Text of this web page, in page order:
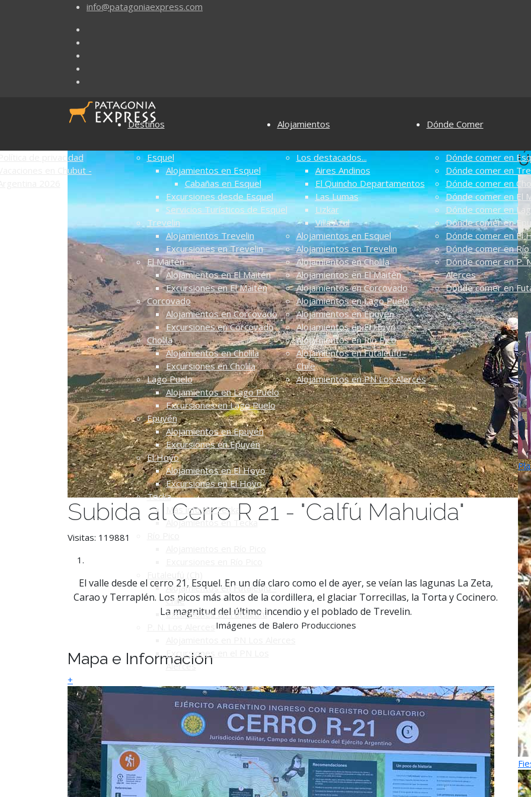
info@patagoniaexpress.com
de privacidad
en Chubut -
Destinos
Esquel
Alojamientos en Esquel
Cabañas en Esquel
Excursiones desde Esquel
Servicios Turísticos de Esquel
Trevelin
Alojamientos Trevelin
Excursiones en Trevelin
El Maitén
Alojamientos en El Maitén
Excursiones en El Maitén
Corcovado
Alojamientos en Corcovado
Excursiones en Corcovado
Cholila
Alojamientos en Cholila
Excursiones en Cholila
Lago Puelo
Alojamientos en Lago Puelo
Excursiones en Lago Puelo
Epuyén
Alojamientos en Epuyén
Excursiones en Epuyén
El Hoyo
Alojamientos en El Hoyo
Excursiones en El Hoyo
Tecka
Más info de Tecka
Alojamientos en Tecka
Alojamientos en Futaleufú -
Chile
Excursiones en Futaleufú
Excursiones en el PN Los
Alerces
Alojamientos
Los destacados...
Aires Andinos
El Quincho Departamentos
Las Lumas
Lizkar
Villa Azul
Alojamientos en Esquel
Alojamientos en Trevelin
Alojamientos en Cholila
Alojamientos en El Maitén
Alojamientos en Corcovado
Alojamientos en Lago Puelo
Alojamientos en Epuyén
Alojamientos en El Hoyo
Alojamientos en Río Pico
Alojamientos en Futaleufú -
Chile
Alojamientos en PN Los Alerces
Dónde Comer
Dónde comer en
Dónde comer en
Dónde comer en
Dónde comer en El
Dónde comer en
Dónde comer en
Dónde comer en El
Dónde comer en Río
Dónde comer en P.
Alerces
Dónde comer en
Subida al Cerro R 21 - "Calfú Mahuida"
Visitas: 119881
El valle desde el cerro 21, Esquel. En un día claro como el de ayer, se veían las lagunas La Zeta,
Carao y Terraplén. Los picos más altos de la cordillera, el glaciar Torrecillas, la Torta y Cocinero.
La magnitud del último incendio y el poblado de Trevelin.
Imágenes de Balero Producciones
Mapa e Información
+